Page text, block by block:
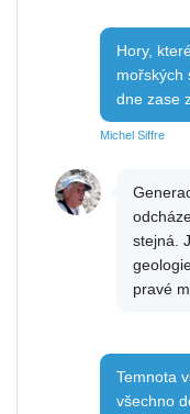
Hory,
mořských
dne zase
Michel Siffre
stejná.
pravé
Temnota
všechno